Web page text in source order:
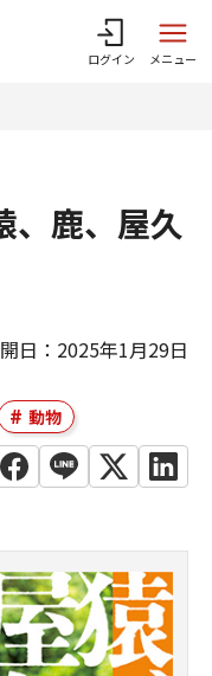
ログイン メニュー
、鹿、屋久
日：2025年1月29日
動物